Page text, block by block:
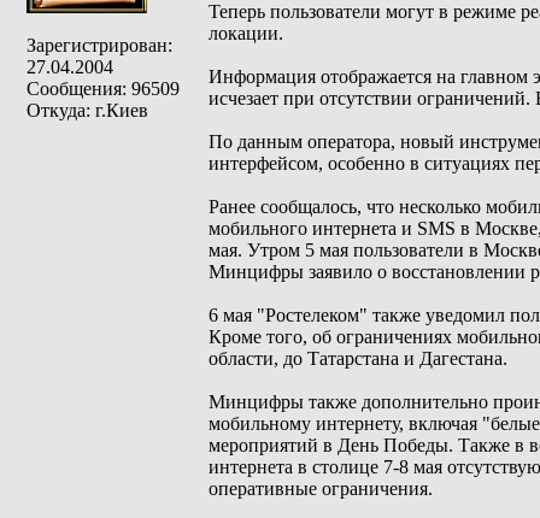
Зарегистрирован:
27.04.2004
Сообщения: 96509
Откуда: г.Киев
Теперь пользователи могут в режиме
локации.
Информация отображается на главном
исчезает при отсутствии
По данным оператора, новый
интерфейсом, особенно в ситуациях
Ранее сообщалось, что несколько
мобильного интернета и SMS в
мая. Утром 5 мая пользователи в
Минцифры заявило о восстановлении
6 мая "Ростелеком" также уведомил
Кроме того, об ограничениях
области, до Татарстана и Дагестана.
Минцифры также дополнительно
мобильному интернету, включая
мероприятий в День Победы. Также в
интернета в столице 7-8 мая
оперативные ограничения.